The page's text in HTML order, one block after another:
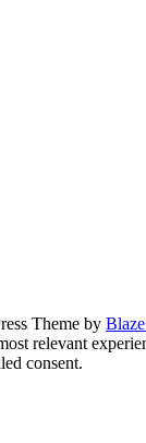
Theme by
relevant
consent.